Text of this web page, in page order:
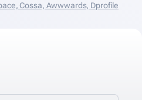
Cossa, Аwwwards, Dprofile